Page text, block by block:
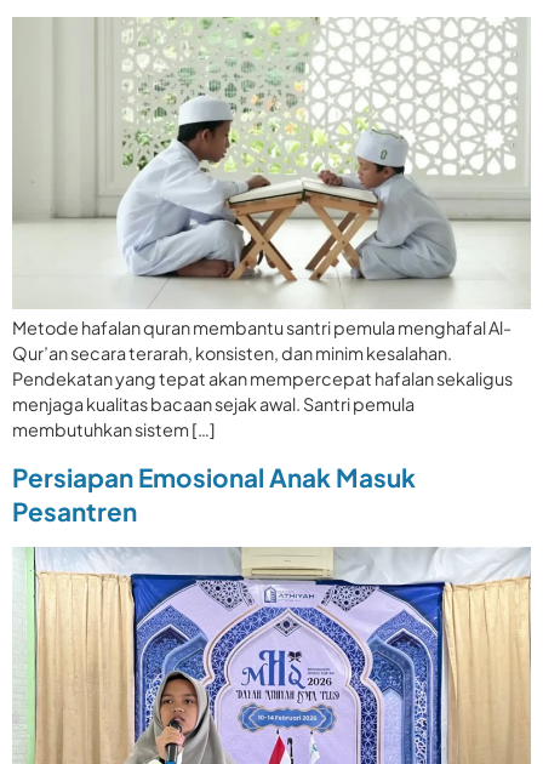
Metode hafalan quran membantu santri pemula menghafal Al-
Qur’an secara terarah, konsisten, dan minim kesalahan.
Pendekatan yang tepat akan mempercepat hafalan sekaligus
menjaga kualitas bacaan sejak awal. Santri pemula
membutuhkan sistem […]
Persiapan Emosional Anak Masuk
Pesantren